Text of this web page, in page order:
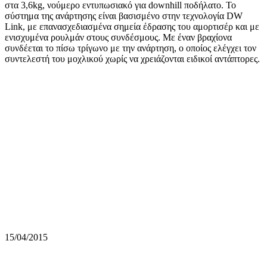
στα 3,6kg, νούμερο εντυπωσιακό για downhill ποδήλατο. Το
σύστημα της ανάρτησης είναι βασισμένο στην τεχνολογία DW
Link, με επανασχεδιασμένα σημεία έδρασης του αμορτισέρ και με
ενισχυμένα ρουλμάν στους συνδέσμους. Με έναν βραχίονα
συνδέεται το πίσω τρίγωνο με την ανάρτηση, ο οποίος ελέγχει τον
συντελεστή του μοχλικού χωρίς να χρειάζονται ειδικοί αντάπτορες.
15/04/2015